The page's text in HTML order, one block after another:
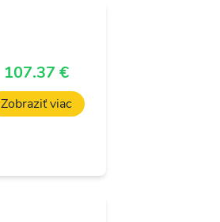
107.37 €
Zobraziť viac